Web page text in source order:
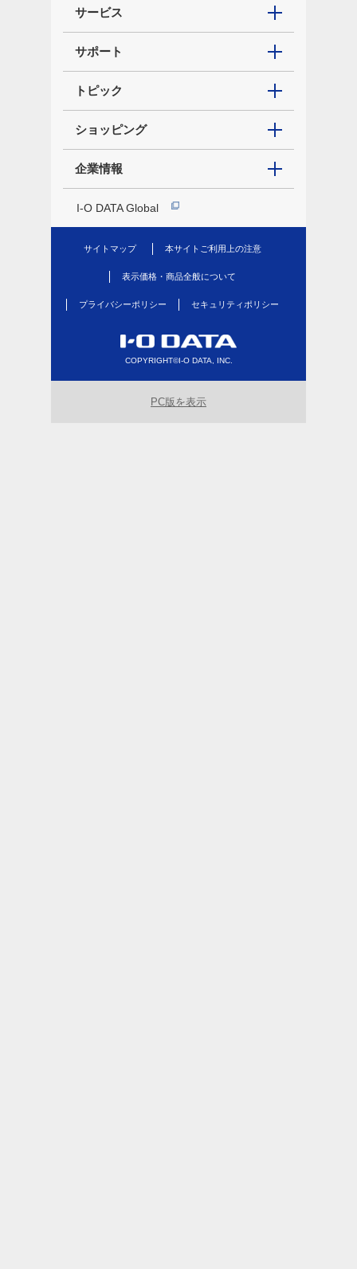
サービス
サポート
トピック
ショッピング
企業情報
I-O DATA Global
サイトマップ 本サイトご利用上の注意
表示価格・商品全般について
プライバシーポリシー セキュリティポリシー
COPYRIGHT©I-O DATA, INC.
PC版を表示